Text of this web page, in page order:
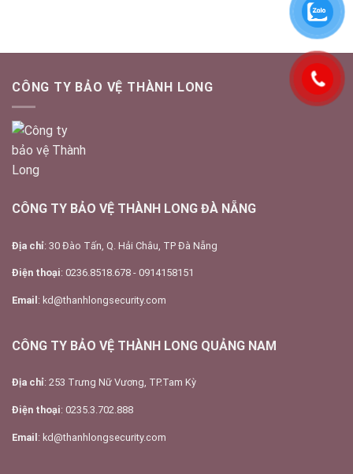
CÔNG TY BẢO VỆ THÀNH LONG
CÔNG TY BẢO VỆ THÀNH LONG ĐÀ NẴNG
Địa chỉ: 30 Đào Tấn, Q. Hải Châu, TP Đà Nẵng
Điện thoại: 0236.8518.678 - 0914158151
Email : kd@thanhlongsecurity.com
CÔNG TY BẢO VỆ THÀNH LONG QUẢNG NAM
Địa chỉ: 253 Trưng Nữ Vương, TP.Tam Kỳ
Điện thoại: 0235.3.702.888
Email: kd@thanhlongsecurity.com